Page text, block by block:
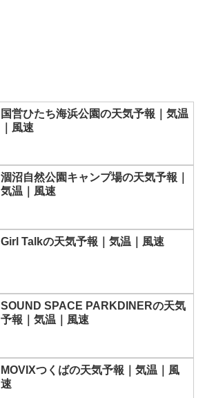
国営ひたち海浜公園の天気予報｜気温
｜風速
涸沼自然公園キャンプ場の天気予報｜
気温｜風速
Girl Talkの天気予報｜気温｜風速
SOUND SPACE PARKDINERの天気
予報｜気温｜風速
MOVIXつくばの天気予報｜気温｜風
速